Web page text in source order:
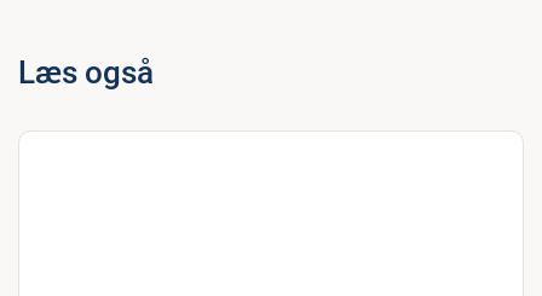
Læs også